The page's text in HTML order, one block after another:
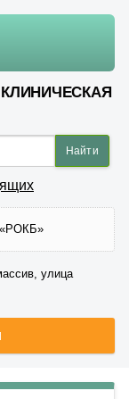
улица